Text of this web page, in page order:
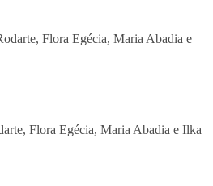
Flora Egécia, Maria Abadia e Ilka